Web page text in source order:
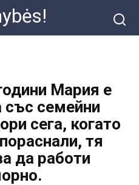
Мария е
със семейни
сега, когато
тя
да работи